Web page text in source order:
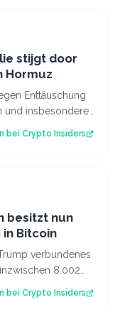
stijgt door
Hormuz
Enttäuschung
und insbesondere
bei Crypto Insiders
besitzt nun
Bitcoin
verbundenes
8.002
bei Crypto Insiders